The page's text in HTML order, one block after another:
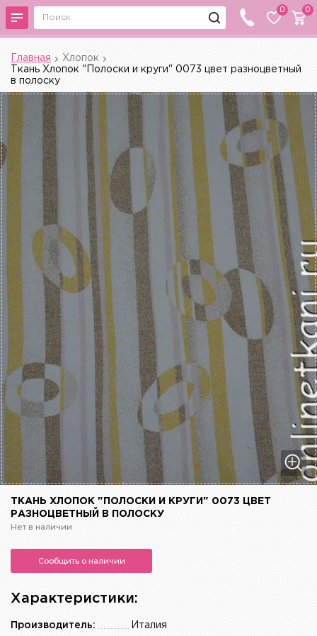
0 0
Главная
Хлопок
Ткань Хлопок "Полоски и круги" 0073 цвет разноцветный
в полоску
ТКАНЬ ХЛОПОК "ПОЛОСКИ И КРУГИ" 0073 ЦВЕТ
РАЗНОЦВЕТНЫЙ В ПОЛОСКУ
Нет в наличии
Сообщить о наличии
Характеристики:
Италия
Производитель: